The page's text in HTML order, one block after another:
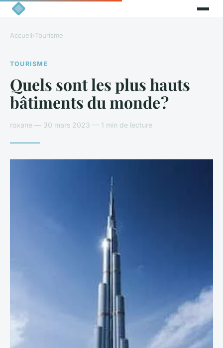
Accueil›Tourisme
TOURISME
Quels sont les plus hauts
bâtiments du monde ?
roxane — 30 mars 2023 — 1 min de lecture